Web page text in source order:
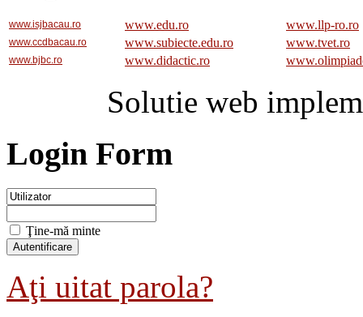
www.isjbacau.ro www.edu.ro www.llp-ro.ro
www.ccdbacau.ro www.subiecte.edu.ro www.tvet.ro
www.bjbc.ro www.didactic.ro
Solutie web
Login Form
Ţine-mă minte
Aţi uitat parola?